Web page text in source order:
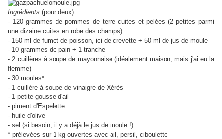
Ingrédients (pour deux)
- 120 grammes de pommes de terre cuites et pelées (2 petites parmi
une dizaine cuites en robe des champs)
- 150 ml de fumet de poisson, ici de crevette + 50 ml de jus de moule
- 10 grammes de pain + 1 tranche
- 2 cuillères à soupe de mayonnaise (idéalement maison, mais j'ai eu la
flemme)
- 30 moules*
- 1 cuillère à soupe de vinaigre de Xérès
- 1 petite gousse d'ail
- piment d'Espelette
- huile d'olive
- sel (si besoin, il y a déjà le jus de moule !)
* prélevées sur 1 kg ouvertes avec ail, persil, ciboulette